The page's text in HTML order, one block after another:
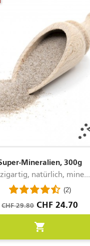
Mineralien, 300g
natürlich, mine...
(2)
Verkaufspreis
CHF 29.80 Preis
CHF 24.70
shopping_cart